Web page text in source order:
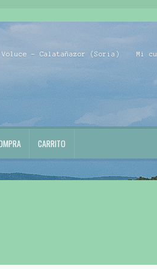
Voluce – Calatañazor (Soria) Mi
CARRITO